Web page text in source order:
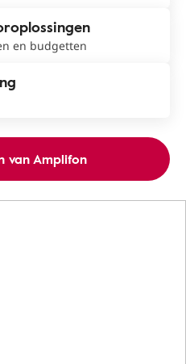
en budgetten
van Amplifon